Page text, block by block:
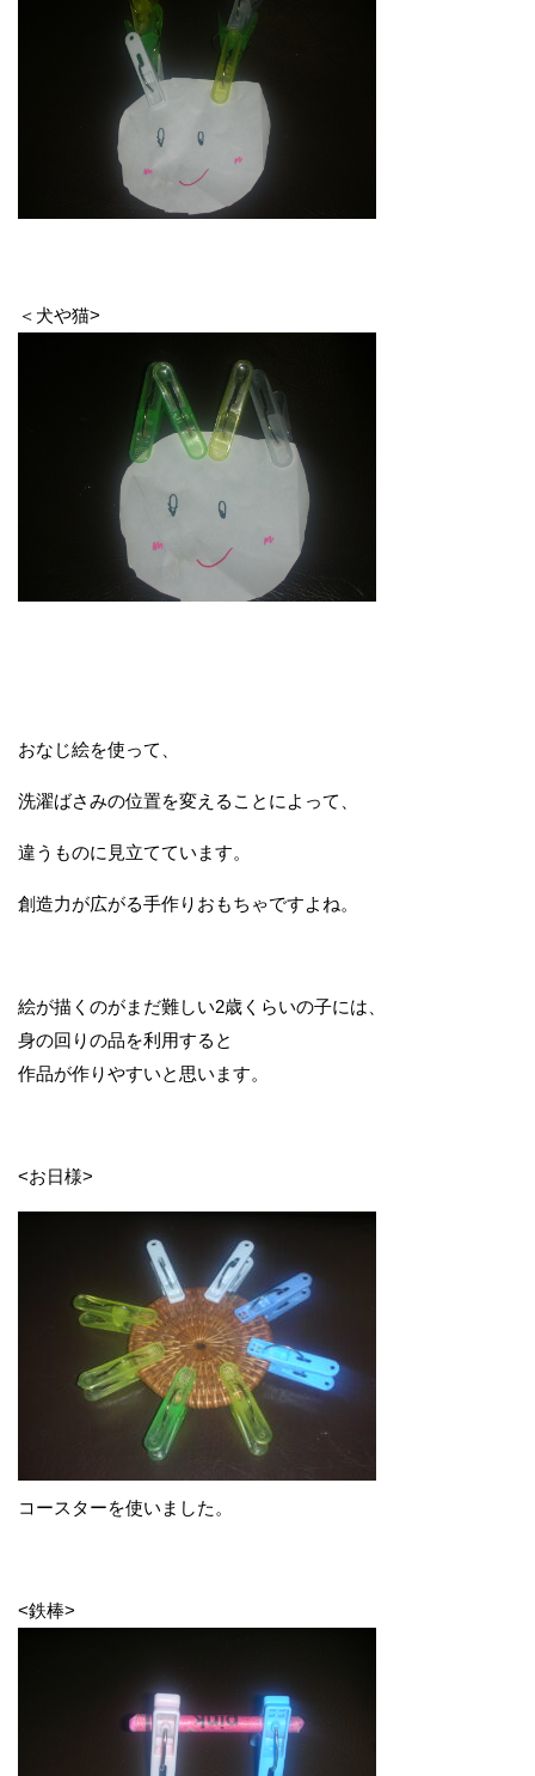
＜犬や猫>
おなじ絵を使って、
洗濯ばさみの位置を変えることによって、
違うものに見立てています。
創造力が広がる手作りおもちゃですよね。
絵が描くのがまだ難しい2歳くらいの子には、
身の回りの品を利用すると
作品が作りやすいと思います。
<お日様>
コースターを使いました。
<鉄棒>